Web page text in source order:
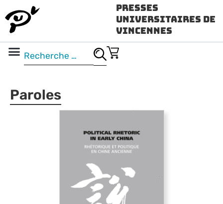
Presses
Universitaires de
Vincennes
Paroles